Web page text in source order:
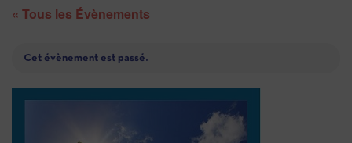
« Tous les Évènements
Cet évènement est passé.